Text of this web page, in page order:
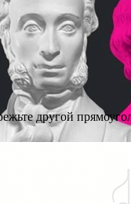
другой